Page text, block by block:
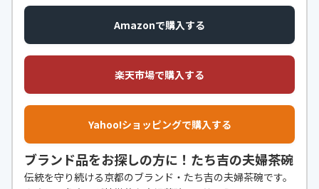
Amazonで購入する
楽天市場で購入する
Yahoo!ショッピングで購入する
ブランド品をお探しの方に！たち吉の夫婦茶碗
伝統を守り続ける京都のブランド・たち吉の夫婦茶碗です。